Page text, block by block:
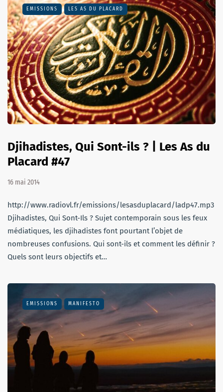
EMISSIONS LES AS DU PLACARD
Djihadistes, Qui Sont-ils ? | Les As du
Placard #47
16 mai 2014
http://www.radiovl.fr/emissions/lesasduplacard/ladp47.mp3
Djihadistes, Qui Sont-Ils ? Sujet contemporain sous les feux
médiatiques, les djihadistes font pourtant l’objet de
nombreuses confusions. Qui sont-ils et comment les définir ?
Quels sont leurs objectifs et…
EMISSIONS MANIFESTO